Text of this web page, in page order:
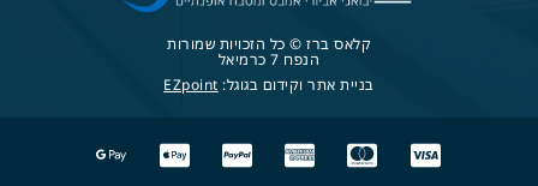
קלאס ברז © כל הזכויות שמורות
הנפח 7 כרמיאל
בניית אתר וקידום בגוגל: EZpoint